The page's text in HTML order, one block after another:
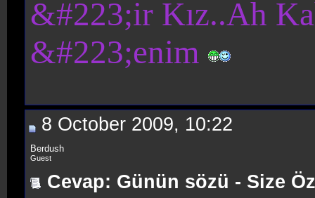
&#223;ir Kız..Ah
&#223;enim
8 October 2009, 10:22
Berdush
Guest
Cevap: Günün sözü - Size